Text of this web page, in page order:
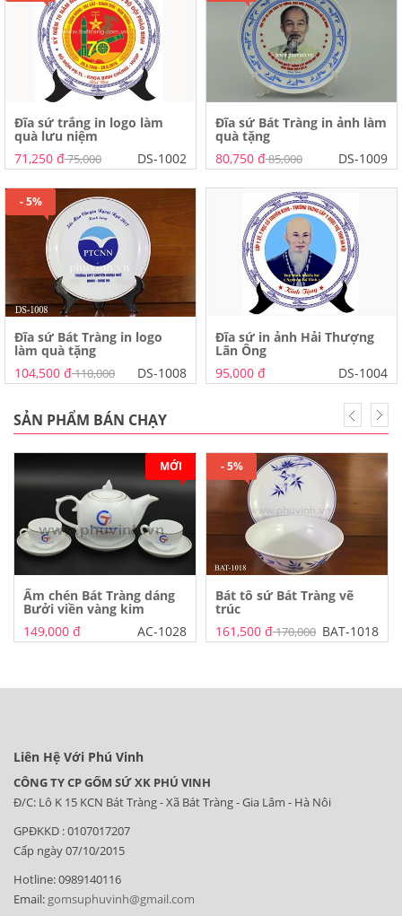
Đĩa sứ trắng in logo làm
quà lưu niệm
71,250 đ75,000 DS-1002
Đĩa sứ Bát Tràng in ảnh làm
quà tặng
80,750 đ85,000 DS-1009
- 5%
Đĩa sứ Bát Tràng in logo
làm quà tặng
104,500 đ110,000 DS-1008
Đĩa sứ in ảnh Hải Thượng
Lãn Ông
95,000 đ
DS-1004
SẢN PHẨM BÁN CHẠY
MỚI
Ấm chén Bát Tràng dáng
Bưởi viền vàng kim
149,000 đ
AC-1028
- 5%
Bát tô sứ Bát Tràng vẽ
trúc
161,500 đ170,000 BAT-1018
Liên Hệ Với Phú Vinh
CÔNG TY CP GỐM SỨ XK PHÚ VINH
Đ/C: Lô K 15 KCN Bát Tràng - Xã Bát Tràng - Gia Lâm - Hà Nôi
GPĐKKD : 0107017207
Cấp ngày 07/10/2015
Hotline: 0989140116
Email: gomsuphuvinh@gmail.com